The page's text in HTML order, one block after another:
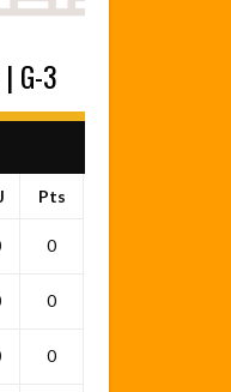
| G-3
Pts
0
0
0